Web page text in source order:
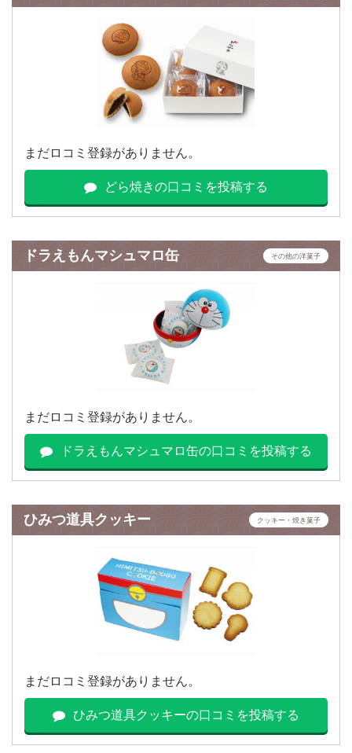
まだロコミ登録がありません。
どら焼きの口コミを投稿する
ドラえもんマシュマロ缶 その他の洋菓子
まだロコミ登録がありません。
ドラえもんマシュマロ缶の口コミを投稿する
ひみつ道具クッキー クッキー・焼き菓子
まだロコミ登録がありません。
ひみつ道具クッキーの口コミを投稿する